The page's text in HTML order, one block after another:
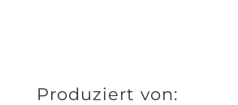
Produziert von: